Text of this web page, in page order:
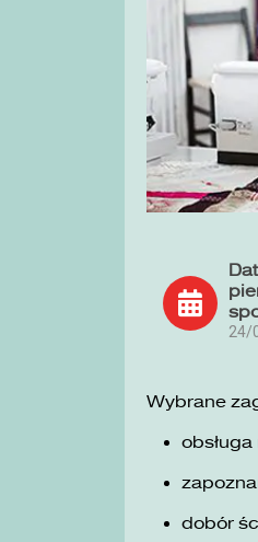
24/
Wybrane
dobór